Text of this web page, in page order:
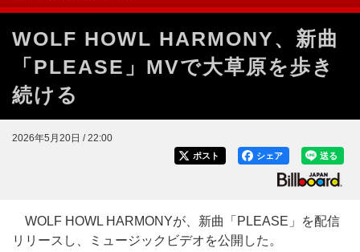
WOLF HOWL HARMONY、新曲
「PLEASE」MVで大草原を歩き
続ける
2026年5月20日 / 22:00
送る
シェア
ポスト
WOLF HOWL HARMONYが、新曲「PLEASE」を配信
リリースし、ミュージックビデオを公開した。